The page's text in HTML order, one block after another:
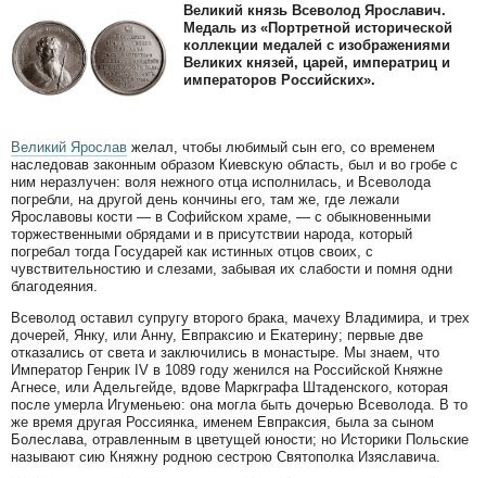
Великий князь Всеволод Ярославич.
Медаль из «Портретной исторической
коллекции медалей с изображениями
Великих князей, царей, императриц и
императоров Российских».
Великий Ярослав желал, чтобы любимый сын его, со временем
наследовав законным образом Киевскую область, был и во гробе с
ним неразлучен: воля нежного отца исполнилась, и Всеволода
погребли, на другой день кончины его, там же, где лежали
Ярославовы кости — в Софийском храме, — с обыкновенными
торжественными обрядами и в присутствии народа, который
погребал тогда Государей как истинных отцов своих, с
чувствительностию и слезами, забывая их слабости и помня одни
благодеяния.
Всеволод оставил супругу второго брака, мачеху Владимира, и трех
дочерей, Янку, или Анну, Евпраксию и Екатерину; первые две
отказались от света и заключились в монастыре. Мы знаем, что
Император Генрик IV в 1089 году женился на Российской Княжне
Агнесе, или Адельгейде, вдове Маркграфа Штаденского, которая
после умерла Игуменьею: она могла быть дочерью Всеволода. В то
же время другая Россиянка, именем Евпраксия, была за сыном
Болеслава, отравленным в цветущей юности; но Историки Польские
называют сию Княжну родною сестрою Святополка Изяславича.